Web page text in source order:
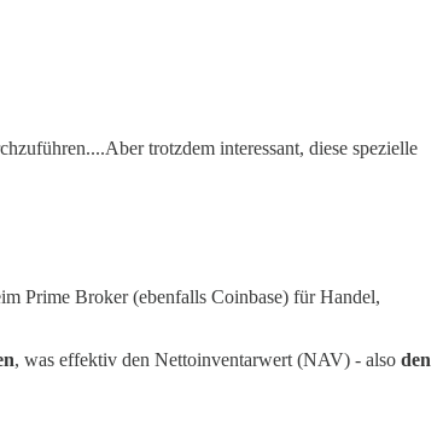
trotzdem interessant, diese spezielle
Prime Broker (ebenfalls Coinbase) für Handel,
, was effektiv den Nettoinventarwert (NAV) - also den